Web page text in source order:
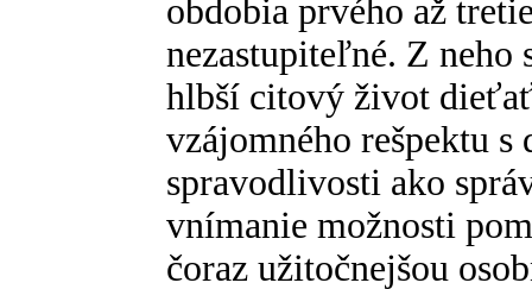
obdobia prvého až
nezastupiteľné. Z neho
hlbší citový život
vzájomného rešpektu
spravodlivosti ako
vnímanie možnosti
čoraz užitočnejšou